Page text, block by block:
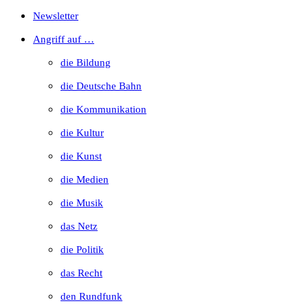
search
panel.
Newsletter
Angriff auf …
die Bildung
die Deutsche Bahn
die Kommunikation
die Kultur
die Kunst
die Medien
die Musik
das Netz
die Politik
das Recht
den Rundfunk